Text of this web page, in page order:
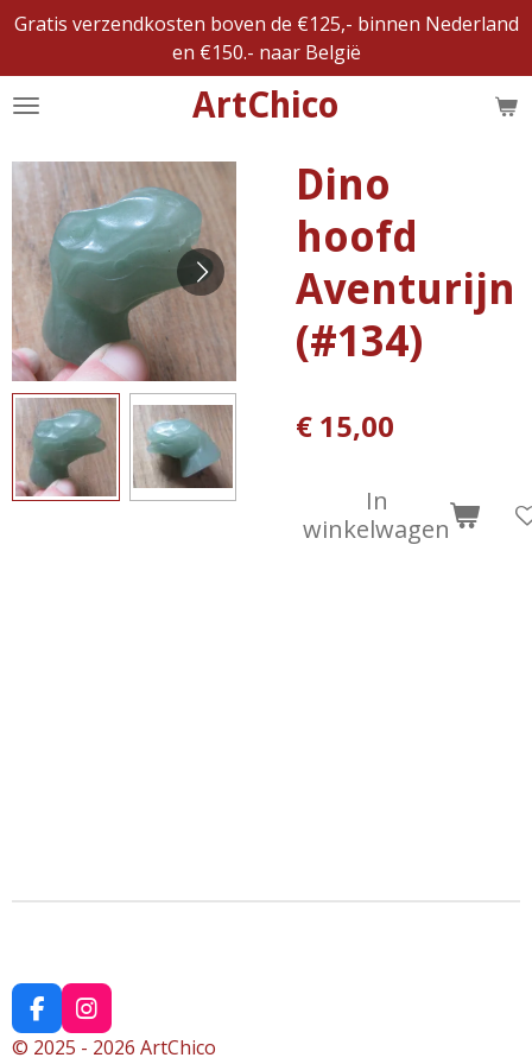
Ga
naar
de
ArtChico
Gratis verzendkosten boven de €125,- binnen Nederland
en €150.- naar België
Dino
hoofd
Aventurijn
(#134)
€ 15,00
In
winkelwagen
F
a
I
n
© 2025 - 2026 ArtChico